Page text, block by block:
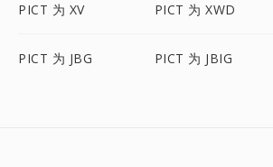
PICT 为 XV PICT 为 XWD
PICT 为 JBG PICT 为 JBIG